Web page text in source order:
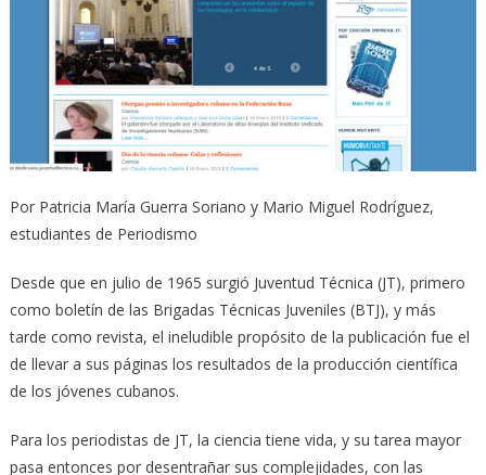
Por Patricia María Guerra Soriano y Mario Miguel Rodríguez,
estudiantes de Periodismo
Desde que en julio de 1965 surgió Juventud Técnica (JT), primero
como boletín de las Brigadas Técnicas Juveniles (BTJ), y más
tarde como revista, el ineludible propósito de la publicación fue el
de llevar a sus páginas los resultados de la producción científica
de los jóvenes cubanos.
Para los periodistas de JT, la ciencia tiene vida, y su tarea mayor
pasa entonces por desentrañar sus complejidades, con las